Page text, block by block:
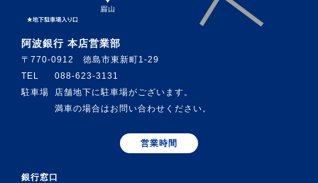
阿波銀行 本店営業部
〒770-0912 徳島市東新町1-29
TEL
088-623-3131
駐車場
店舗地下に駐車場がございます。
満車の場合はお問い合わせください。
営業時間
銀行窓口